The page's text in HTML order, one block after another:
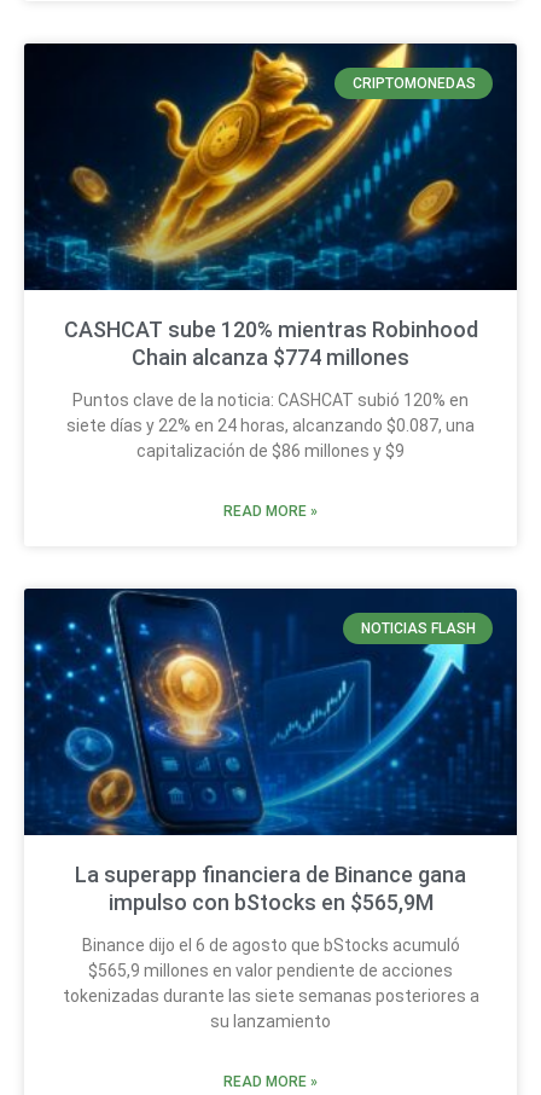
CRIPTOMONEDAS
CASHCAT sube 120% mientras Robinhood
Chain alcanza $774 millones
Puntos clave de la noticia: CASHCAT subió 120% en
siete días y 22% en 24 horas, alcanzando $0.087, una
capitalización de $86 millones y $9
READ MORE »
NOTICIAS FLASH
La superapp financiera de Binance gana
impulso con bStocks en $565,9M
Binance dijo el 6 de agosto que bStocks acumuló
$565,9 millones en valor pendiente de acciones
tokenizadas durante las siete semanas posteriores a
su lanzamiento
READ MORE »